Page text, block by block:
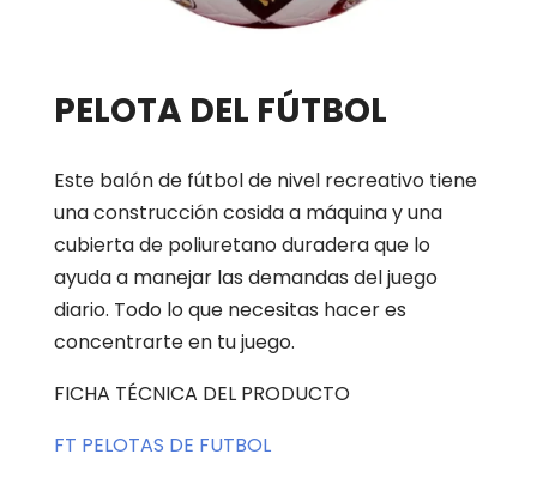
PELOTA DEL FÚTBOL
Este balón de fútbol de nivel recreativo tiene
una construcción cosida a máquina y una
cubierta de poliuretano duradera que lo
ayuda a manejar las demandas del juego
diario. Todo lo que necesitas hacer es
concentrarte en tu juego.
FICHA TÉCNICA DEL PRODUCTO
FT PELOTAS DE FUTBOL